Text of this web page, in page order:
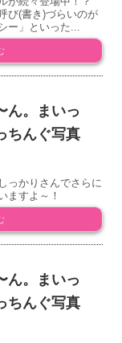
び(書き)づらいのが
ー」といった...
ん。まいっ
ちんぐ写真
っかりさんでさらに
ますよ～！
ん。まいっ
ちんぐ写真